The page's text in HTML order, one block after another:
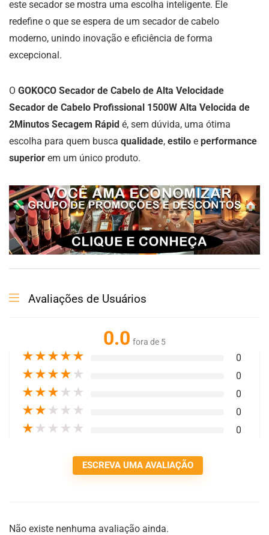
este secador se mostra uma escolha inteligente. Ele
redefine o que se espera de um secador de cabelo
moderno, unindo inovação e eficiência de forma
excepcional.
O GOKOCO Secador de Cabelo de Alta Velocidade
Secador de Cabelo Profissional 1500W Alta Velocida de
2Minutos Secagem Rápid é, sem dúvida, uma ótima
escolha para quem busca qualidade, estilo e performance
superior em um único produto.
Avaliações de Usuários
0.0 fora de 5
★★★★★ 0
★★★★ ★ 0
★★★ ★ ★ 0
★★ ★ ★ ★ 0
★ ★ ★ ★ ★ 0
ESCREVA UMA AVALIAÇÃO
Não existe nenhuma avaliação ainda.